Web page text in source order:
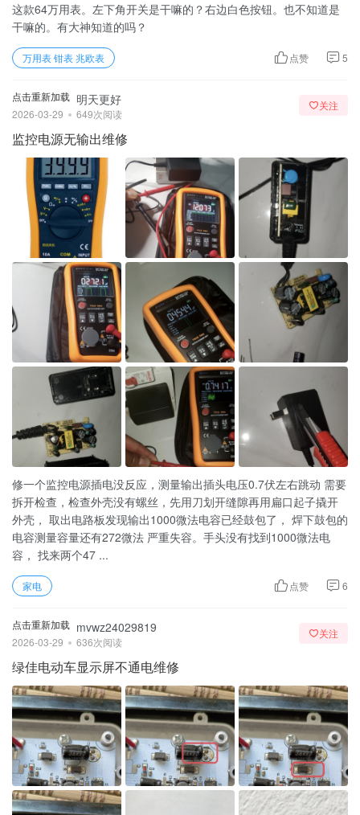
这款64万用表。左下角开关是干嘛的？右边白色按钮。也不知道是
干嘛的。有大神知道的吗？
万用表 钳表 兆欧表 点赞 5
点击重新加载 明天更好
2026-03-29 649次阅读
关注
监控电源无输出维修
修一个监控电源插电没反应，测量输出插头电压0.7伏左右跳动 需要
拆开检查，检查外壳没有螺丝，先用刀划开缝隙再用扁口起子撬开
外壳， 取出电路板发现输出1000微法电容已经鼓包了， 焊下鼓包的
电容测量容量还有272微法 严重失容。手头没有找到1000微法电
容， 找来两个47 ...
家电 点赞 6
点击重新加载 mvwz24029819
2026-03-29 636次阅读
关注
绿佳电动车显示屏不通电维修